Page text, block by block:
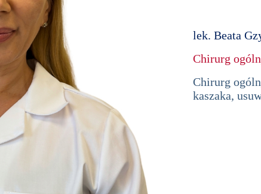
lek. Beata
Chirurg
Chirurg
kaszaka,